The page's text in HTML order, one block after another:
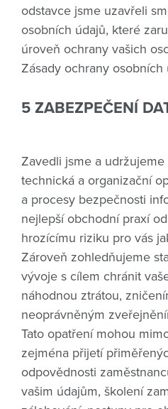
odstavce jsme uzavřeli
osobních údajů, které
úroveň ochrany vašich
Zásady ochrany osobních
5 ZABEZPEČENÍ
Zavedli jsme a
technická a organizační
a procesy bezpečnosti
nejlepší obchodní praxí
hrozícímu riziku pro vás
Zároveň zohledňujeme
vývoje s cílem chránit
náhodnou ztrátou,
neoprávněným
Tato opatření mohou
zejména přijetí
odpovědnosti
vašim údajům, školení